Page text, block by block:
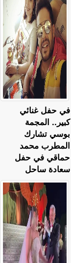
في حفل غنائي
كبير.. المجمة
بوسي تشارك
المطرب محمد
حماقي في حفل
سعادة ساحل